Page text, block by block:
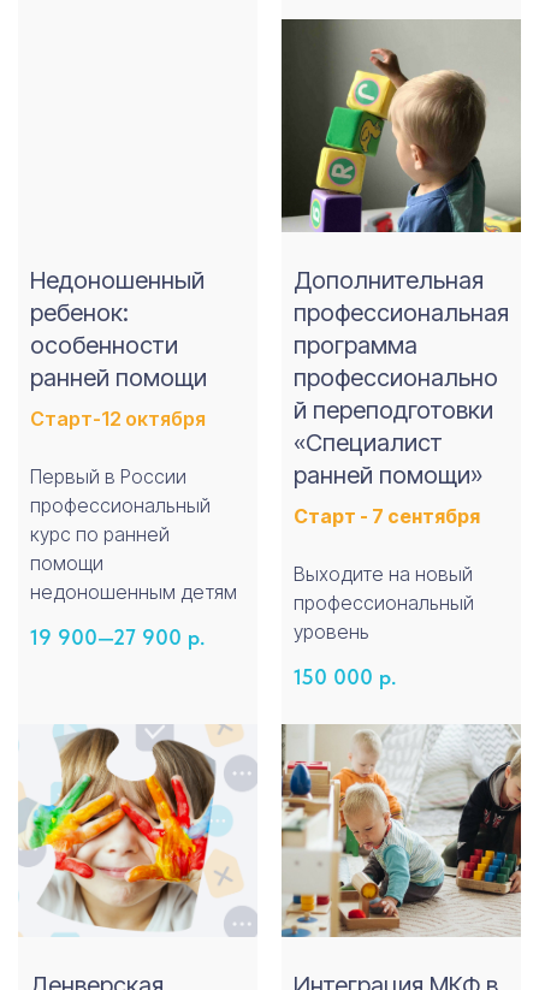
Недоношенный
ребенок:
особенности
ранней помощи
Старт-12 октября
Первый в России
профессиональный
курс по ранней
помощи
недоношенным детям
19 900—27 900 р.
Дополнительная
профессиональная
программа
профессионально
й переподготовки
«Специалист
ранней помощи»
Старт - 7 сентября
Выходите на новый
профессиональный
уровень
150 000 р.